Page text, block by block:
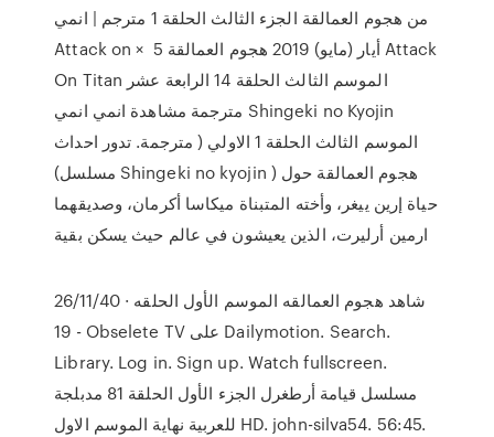
من هجوم العمالقة الجزء الثالث الحلقة 1 مترجم | انمي
Attack on × 5 أيار (مايو) 2019 هجوم العمالقة Attack
On Titan الموسم الثالث الحلقة 14 الرابعة عشر
مترجمة مشاهدة انمي انمي Shingeki no Kyojin
الموسم الثالث الحلقة 1 الاولي ( مترجمة. تدور احداث
(مسلسل Shingeki no kyojin ) هجوم العمالقة حول
حياة إرين ييغر، وأخته المتبناة ميكاسا أكرمان، وصديقهما
26/11/40 · شاهد هجوم العمالقه الموسم الأول الحلقه
19 - Obselete TV على Dailymotion. Search.
Library. Log in. Sign up. Watch fullscreen.
مسلسل قيامة أرطغرل الجزء الأول الحلقة 81 مدبلجة
للعربية نهاية الموسم الاول HD. john-silva54. 56:45.